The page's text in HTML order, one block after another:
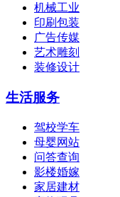
机械工业
印刷包装
广告传媒
艺术雕刻
装修设计
生活服务
驾校学车
母婴网站
问答查询
影楼婚嫁
家居建材